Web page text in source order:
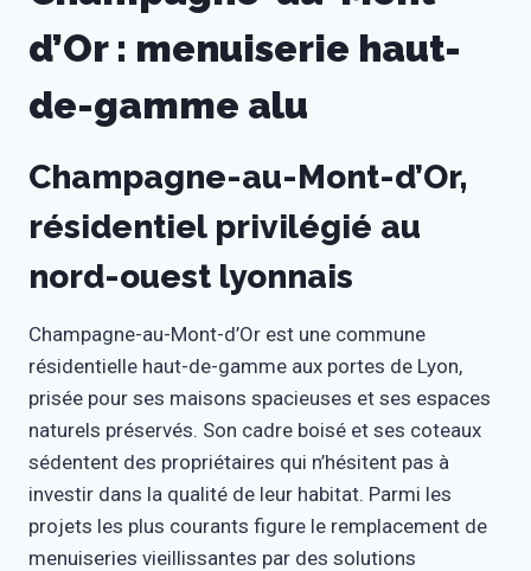
d’Or : menuiserie haut-
de-gamme alu
Champagne-au-Mont-d’Or,
résidentiel privilégié au
nord-ouest lyonnais
Champagne-au-Mont-d’Or est une commune
résidentielle haut-de-gamme aux portes de Lyon,
prisée pour ses maisons spacieuses et ses espaces
naturels préservés. Son cadre boisé et ses coteaux
sédentent des propriétaires qui n’hésitent pas à
investir dans la qualité de leur habitat. Parmi les
projets les plus courants figure le remplacement de
menuiseries vieillissantes par des solutions